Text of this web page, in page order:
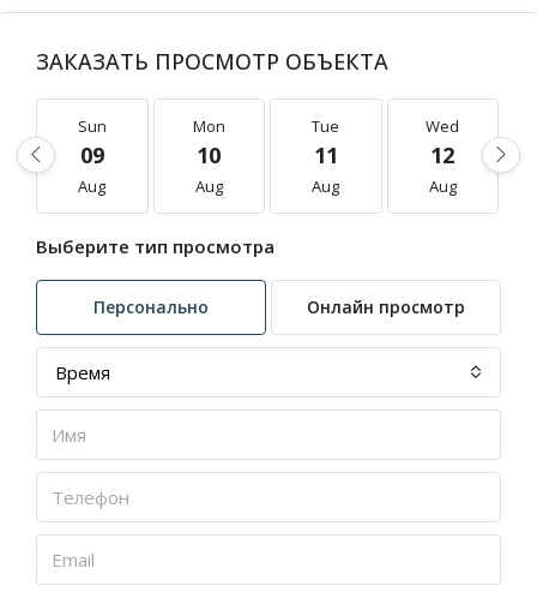
ЗАКАЗАТЬ ПРОСМОТР ОБЪЕКТА
Sun
09
Aug
Mon
10
Aug
Tue
11
Aug
Wed
12
Aug
Выберите тип просмотра
Персонально Онлайн просмотр
Время